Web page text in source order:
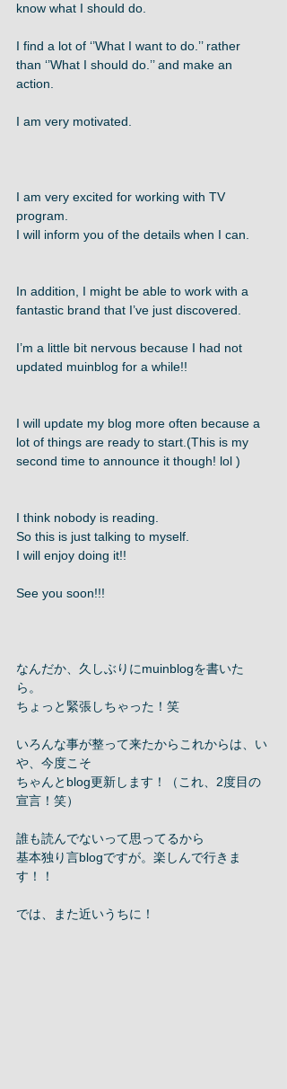
know what I should do.
I find a lot of ‘’What I want to do.’’ rather
than ‘’What I should do.’’ and make an
action.
I am very motivated.
I am very excited for working with TV
program.
I will inform you of the details when I can.
In addition, I might be able to work with a
fantastic brand that I’ve just discovered.
I’m a little bit nervous because I had not
updated muinblog for a while!!
I will update my blog more often because a
lot of things are ready to start.(This is my
second time to announce it though! lol )
I think nobody is reading.
So this is just talking to myself.
I will enjoy doing it!!
See you soon!!!
なんだか、久しぶりにmuinblogを書いた
ら。
ちょっと緊張しちゃった！笑
いろんな事が整って来たからこれからは、い
や、今度こそ
ちゃんとblog更新します！（これ、2度目の
宣言！笑）
誰も読んでないって思ってるから
基本独り言blogですが。楽しんで行きま
す！！
では、また近いうちに！